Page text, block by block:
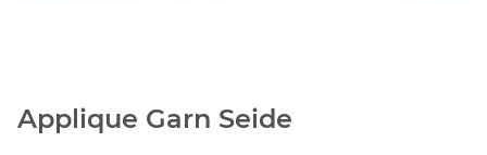
Applique Garn Seide